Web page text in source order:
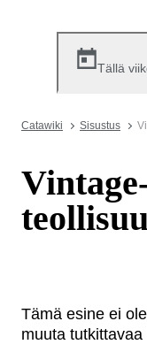
Tällä
Catawiki Sisustus
Tämä esine ei
muuta